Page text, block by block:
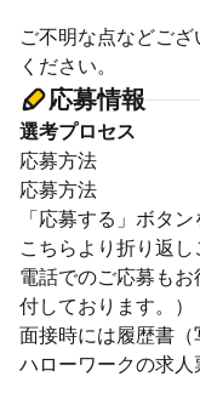
ご不明な点などご
ください。
応募情報
選考プロセス
応募方法
応募方法
「応募する」ボタ
こちらより折り返し
電話でのご応募も
付しております。）
面接時には履歴書（
ハローワークの求人